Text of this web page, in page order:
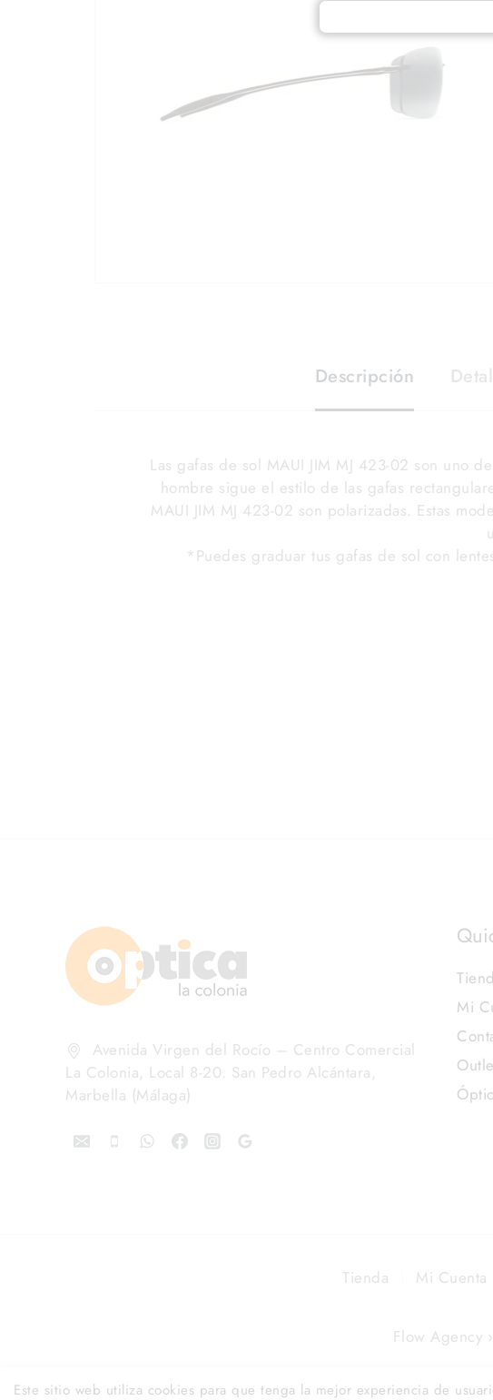
Descripción
Las gafas de sol MAUI JIM MJ 423-02 son uno
hombre sigue el estilo de las gafas
MAUI JIM MJ 423-02 son polarizadas. Estas
*Puedes graduar tus gafas de sol con
Avenida Virgen del Rocío – Centro Comercial
La Colonia, Local 8-20. San Pedro Alcántara,
Marbella (Málaga)
Mi
Tienda Mi Cuenta
Flow Agency
Este sitio web utiliza cookies para que tenga la mejor experiencia de